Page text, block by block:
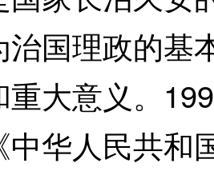
治国理政的基
重大意义。
中华人民共